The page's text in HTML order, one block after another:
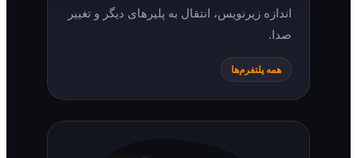
اندازه زیرنویس، انتقال به پلیرهای دیگر و تغییر
همه پلتفرم‌ها